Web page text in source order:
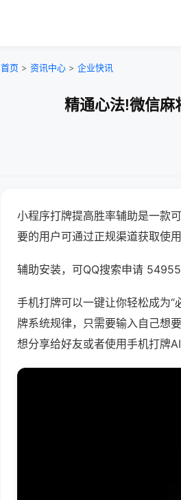
首页 > 资讯中心 > 企业快讯
精通心法!微信麻
小程序打牌提高胜率辅助是一款
要的用户可通过正规渠道获取使用
辅助安装，可QQ搜索申请
手机打牌可以一键让你轻松成为
牌系统规律，只需要输入自己想
想分享给好友或者使用手机打牌